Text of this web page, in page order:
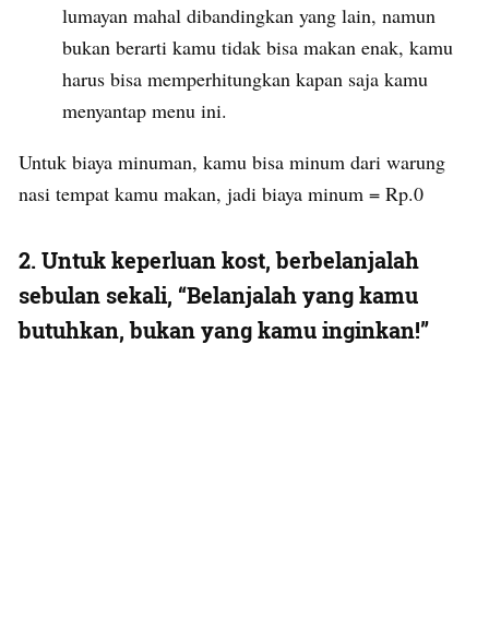
lumayan mahal dibandingkan yang lain, namun
bukan berarti kamu tidak bisa makan enak, kamu
harus bisa memperhitungkan kapan saja kamu
menyantap menu ini.
Untuk biaya minuman, kamu bisa minum dari warung
nasi tempat kamu makan, jadi biaya minum = Rp.0
2. Untuk keperluan kost, berbelanjalah
sebulan sekali, “Belanjalah yang kamu
butuhkan, bukan yang kamu inginkan!”